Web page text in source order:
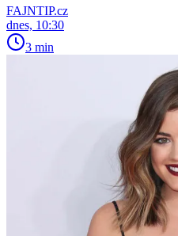
FAJNTIP.cz
dnes, 10:30
3 min